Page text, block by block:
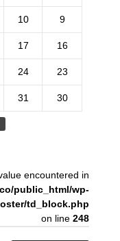
9
10
16
17
23
24
30
31
encountered in
public_html/wp-
td_block.php
on line248